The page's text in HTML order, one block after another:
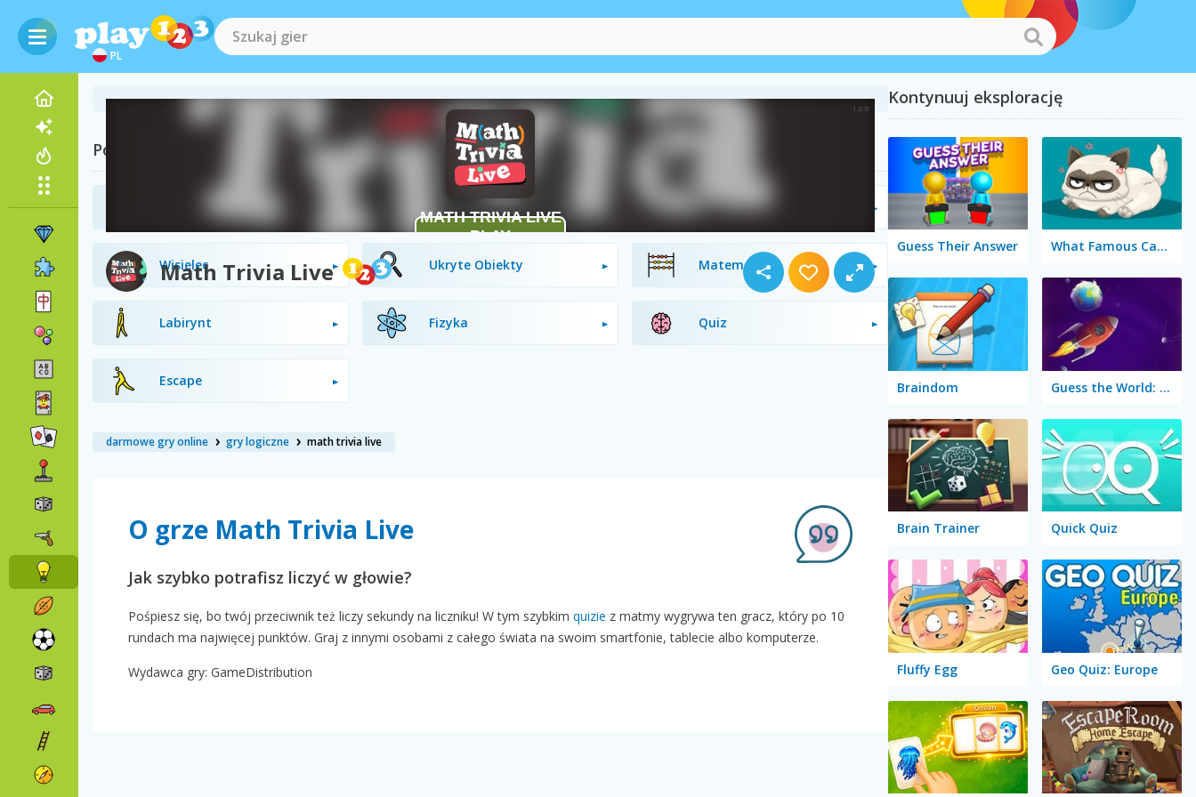
PL
Math Trivia Live
Powiązane kategorie
Edukacyjne Geograficzne
Wisielec Ukryte Obiekty Matematyka
Labirynt Fizyka Quiz
Escape
darmowe gry online gry logiczne math trivia live
O grze Math Trivia Live
Jak szybko potrafisz liczyć w głowie?
Pośpiesz się, bo twój przeciwnik też liczy sekundy na liczniku! W tym szybkim quizie z matmy wygrywa ten gracz, który po 10
rundach ma najwięcej punktów. Graj z innymi osobami z całego świata na swoim smartfonie, tablecie albo komputerze.
Wydawca gry: GameDistribution
Kontynuuj eksplorację
Guess Their Answer What Famous Cat Are You
Braindom Guess the World: Alien Quest
Brain Trainer Quick Quiz
Fluffy Egg Geo Quiz: Europe